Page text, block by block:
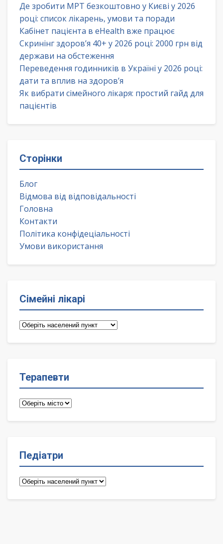
Де зробити МРТ безкоштовно у Києві у 2026
році: список лікарень, умови та поради
Кабінет пацієнта в eHealth вже працює
Скринінг здоров’я 40+ у 2026 році: 2000 грн від
держави на обстеження
Переведення годинників в Україні у 2026 році:
дати та вплив на здоров’я
Як вибрати сімейного лікаря: простий гайд для
пацієнтів
Сторінки
Блог
Відмова від відповідальності
Головна
Контакти
Політика конфідеціальності
Умови використання
Сімейні лікарі
Сімейні
Терапевти
Терапевти
Педіатри
Педіатри